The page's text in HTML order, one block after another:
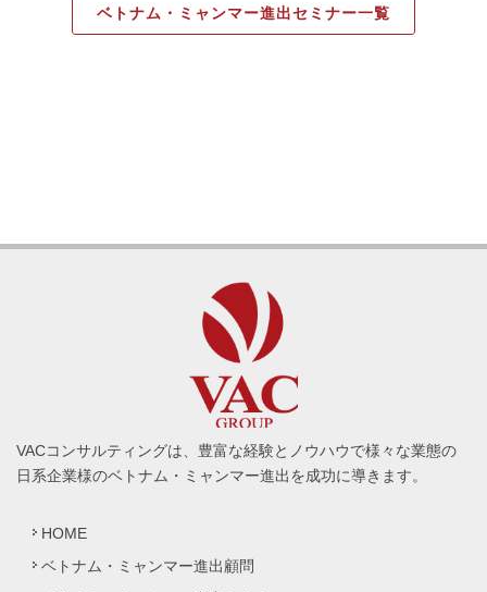
ベトナム・ミャンマー進出セミナー一覧
VACコンサルティングは、豊富な経験とノウハウで様々な業態の
日系企業様のベトナム・ミャンマー進出を成功に導きます。
HOME
ベトナム・ミャンマー進出顧問